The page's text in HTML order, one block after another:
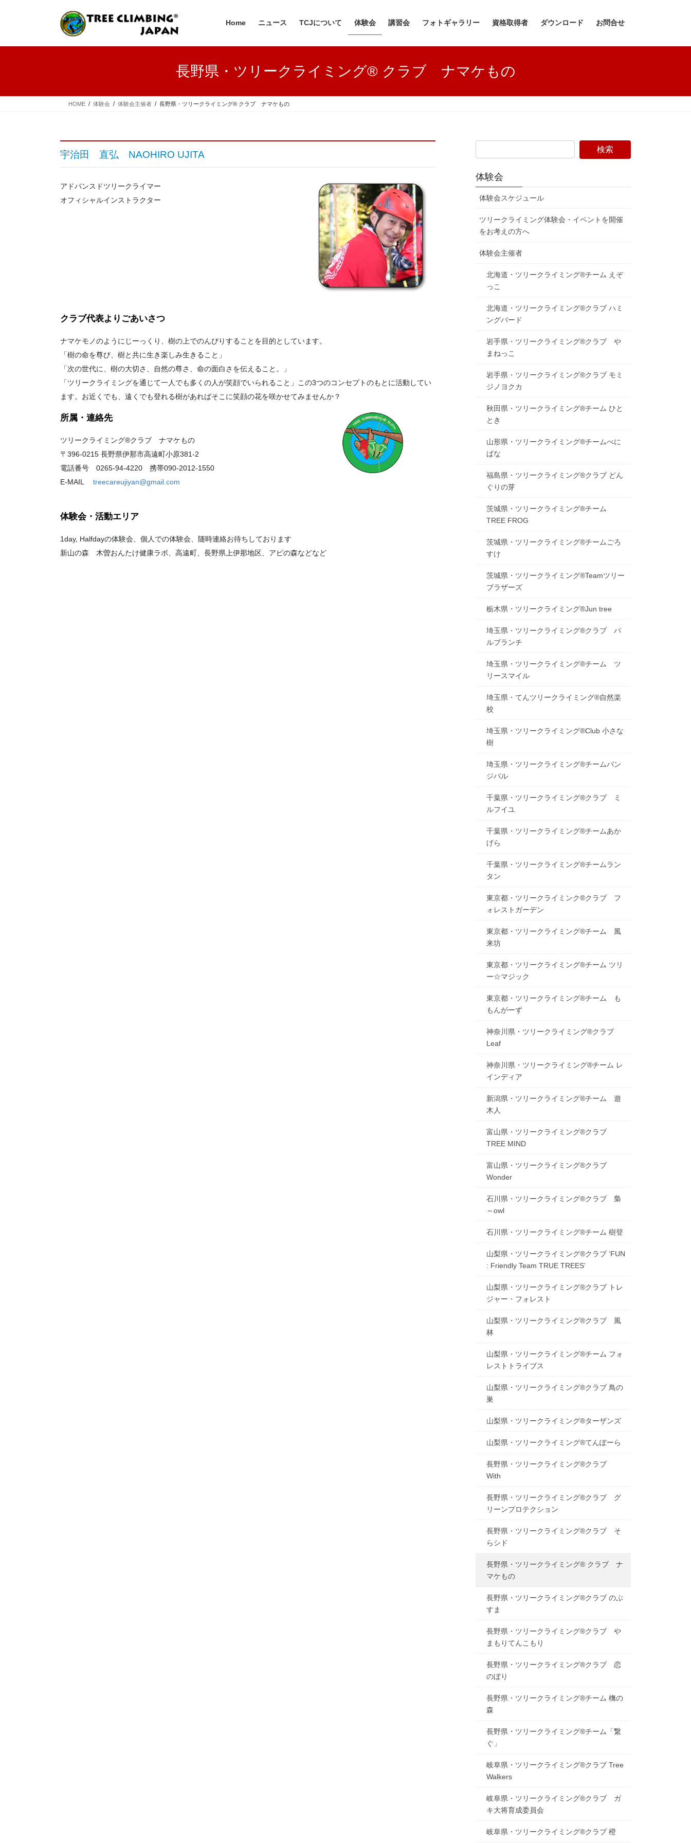
ツ
シ
Home ニュース TCJについて 体験会 講習会 フォトギャラリー 資格取得者 ダウンロード お問合せ
長野県・ツリークライミング® クラブ ナマケもの
HOME 体験会 体験会主催者 長野県・ツリークライミング® クラブ ナマケもの
宇治田 直弘 NAOHIRO UJITA
アドバンスドツリークライマー
オフィシャルインストラクター
クラブ代表よりごあいさつ
ナマケモノのようにじーっくり、樹の上でのんびりすることを目的としています。
「樹の命を尊び、樹と共に生き楽しみ生きること」
「次の世代に、樹の大切さ、自然の尊さ、命の面白さを伝えること。」
「ツリークライミングを通じて一人でも多くの人が笑顔でいられること」この3つのコンセプトのもとに活動してい
ます。お近くでも、遠くでも登れる樹があればそこに笑顔の花を咲かせてみませんか？
所属・連絡先
ツリークライミング®クラブ ナマケもの
〒396-0215 長野県伊那市高遠町小原381-2
電話番号 0265-94-4220 携帯090-2012-1550
E-MAIL treecareujiyan@gmail.com
体験会・活動エリア
1day, Halfdayの体験会、個人での体験会、随時連絡お待ちしております
新山の森 木曽おんたけ健康ラボ、高遠町、長野県上伊那地区、アピの森などなど
体験会
体験会スケジュール
ツリークライミング体験会・イベントを開催
をお考えの方へ
体験会主催者
北海道・ツリークライミング®チーム えぞ
っこ
北海道・ツリークライミング®クラブ ハミ
ングバード
岩手県・ツリークライミング®クラブ や
まねっこ
岩手県・ツリークライミング®クラブ モミ
ジノヨクカ
秋田県・ツリークライミング®チーム ひと
とき
山形県・ツリークライミング®チームべに
ばな
福島県・ツリークライミング®クラブ どん
ぐりの芽
茨城県・ツリークライミング®チーム
TREE FROG
茨城県・ツリークライミング®チームごろ
すけ
茨城県・ツリークライミング®Teamツリー
ブラザーズ
栃木県・ツリークライミング®Jun tree
埼玉県・ツリークライミング®クラブ パ
ルブランチ
埼玉県・ツリークライミング®チーム ツ
リースマイル
埼玉県・てんツリークライミング®自然楽
校
埼玉県・ツリークライミング®Club 小さな
樹
埼玉県・ツリークライミング®チームバン
ジバル
千葉県・ツリークライミング®クラブ ミ
ルフイユ
千葉県・ツリークライミング®チームあか
げら
千葉県・ツリークライミング®チームラン
タン
東京都・ツリークライミンク®クラブ フ
ォレストガーデン
東京都・ツリークライミング®チーム 風
来坊
東京都・ツリークライミング®チーム ツリ
ー☆マジック
東京都・ツリークライミング®チーム も
もんがーず
神奈川県・ツリークライミング®クラブ
Leaf
神奈川県・ツリークライミング®チーム レ
インディア
新潟県・ツリークライミング®チーム 遊
木人
富山県・ツリークライミング®クラブ
TREE MIND
富山県・ツリークライミング®クラブ
Wonder
石川県・ツリークライミング®クラブ 梟
～owl
石川県・ツリークライミング®チーム 樹登
山梨県・ツリークライミング®クラブ ‘FUN
: Friendly Team TRUE TREES’
山梨県・ツリークライミング®クラブ トレ
ジャー・フォレスト
山梨県・ツリークライミング®クラブ 風
林
山梨県・ツリークライミング®チーム フォ
レストトライブス
山梨県・ツリークライミング®クラブ 鳥の
巣
山梨県・ツリークライミング®ターザンズ
山梨県・ツリークライミング®てんぽーら
長野県・ツリークライミング®クラブ
With
長野県・ツリークライミング®クラブ グ
リーンプロテクション
長野県・ツリークライミング®クラブ そ
らシド
長野県・ツリークライミング® クラブ ナ
マケもの
長野県・ツリークライミング®クラブ のぶ
すま
長野県・ツリークライミング®クラブ や
まもりてんこもり
長野県・ツリークライミング®クラブ 恋
のぼり
長野県・ツリークライミング®チーム 橅の
森
長野県・ツリークライミング®チーム「繋
ぐ」
岐阜県・ツリークライミング®クラブ Tree
Walkers
岐阜県・ツリークライミング®クラブ ガ
キ大将育成委員会
岐阜県・ツリークライミング®クラブ 橙